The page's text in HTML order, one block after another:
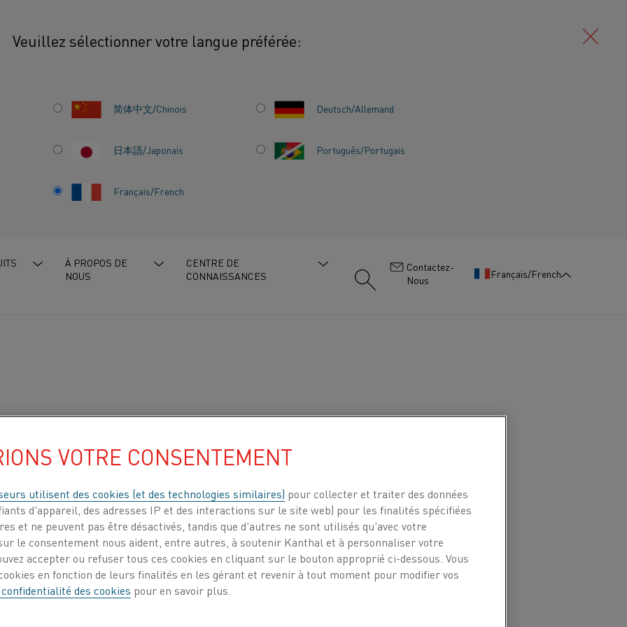
Veuillez sélectionner votre langue préférée:
简体中文/Chinois Deutsch/Allemand
日本語/Japonais Português/Portugais
Français/French
À PROPOS DE
NOUS
CENTRE DE
CONNAISSANCES
:
Contactez-
Nous
Français/French
2 /m
3
à la température de fonctionnement, multipliez par le facteur Ct dans le
20 100 200 300 400 500 600 700 800 900 1 000 1 100 1 200 1 300
0,99 1,00 1,00 1,00 1,01 1,02
VOTRE CONSENTEMENT
utilisent des cookies (et des technologies similaires) pour collecter et traiter des données
d'appareil, des adresses IP et des interactions sur le site web) pour les finalités spécifiées
et ne peuvent pas être désactivés, tandis que d'autres ne sont utilisés qu'avec votre
le consentement nous aident, entre autres, à soutenir Kanthal et à personnaliser votre
accepter ou refuser tous ces cookies en cliquant sur le bouton approprié ci-dessous. Vous
en fonction de leurs finalités en les gérant et revenir à tout moment pour modifier vos
des cookies pour en savoir plus.